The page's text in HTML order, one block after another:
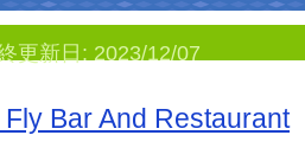
更新日: 2023/12/07
Fly Bar And Restaurant